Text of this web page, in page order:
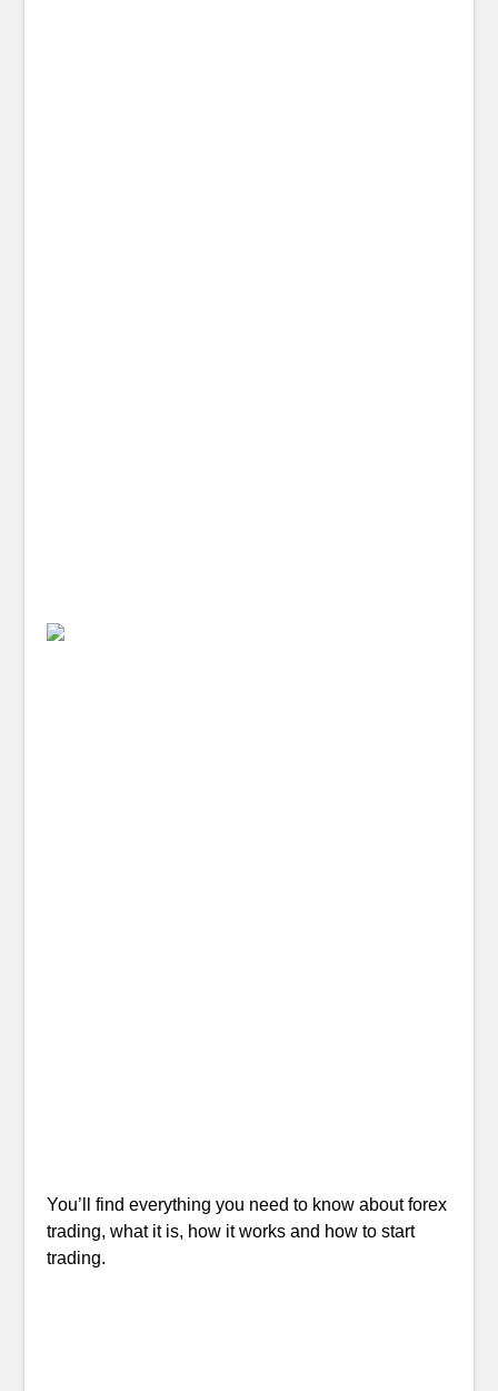
You’ll find everything you need to know about forex
trading, what it is, how it works and how to start
trading.